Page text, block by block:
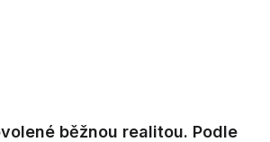
běžnou realitou. Podle